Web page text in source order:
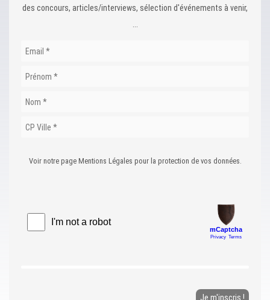
des concours, articles/interviews, sélection d'événements à venir,
Voir notre page Mentions Légales pour la protection de vos données.